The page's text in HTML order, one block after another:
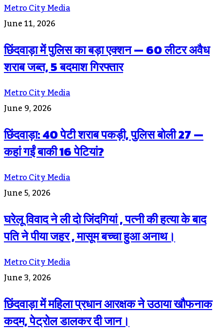
Metro City Media
June 11, 2026
छिंदवाड़ा में पुलिस का बड़ा एक्शन — 60 लीटर अवैध
शराब जब्त, 5 बदमाश गिरफ्तार
Metro City Media
June 9, 2026
छिंदवाड़ा: 40 पेटी शराब पकड़ी, पुलिस बोली 27 —
कहां गईं बाकी 16 पेटियां?
Metro City Media
June 5, 2026
घरेलू विवाद ने ली दो जिंदगियां , पत्नी की हत्या के बाद
पति ने पीया जहर , मासूम बच्चा हुआ अनाथ।
Metro City Media
June 3, 2026
छिंदवाड़ा में महिला प्रधान आरक्षक ने उठाया खौफनाक
कदम, पेट्रोल डालकर दी जान।